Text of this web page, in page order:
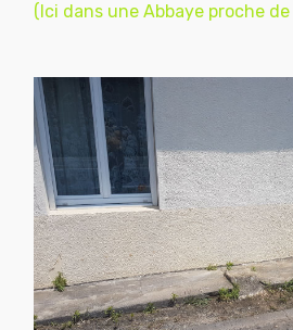
(Ici dans une Abbaye proche